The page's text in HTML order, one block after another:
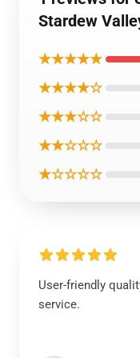
Stardew
★★★★★
★★★★☆
★★★☆☆
★★☆☆☆
★☆☆☆☆
User-friendly
service.